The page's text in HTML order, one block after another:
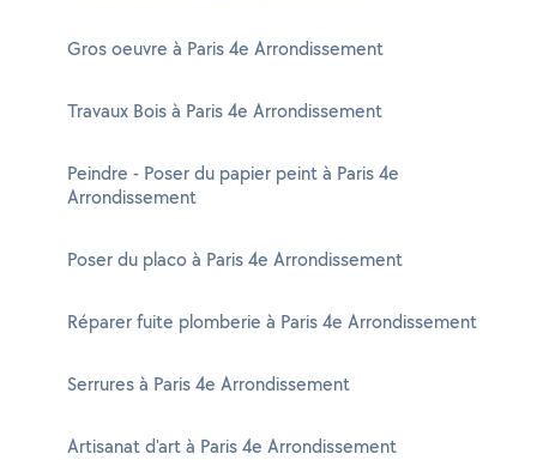
Gros oeuvre à Paris 4e Arrondissement
Travaux Bois à Paris 4e Arrondissement
Peindre - Poser du papier peint à Paris 4e
Arrondissement
Poser du placo à Paris 4e Arrondissement
Réparer fuite plomberie à Paris 4e Arrondissement
Serrures à Paris 4e Arrondissement
Artisanat d'art à Paris 4e Arrondissement